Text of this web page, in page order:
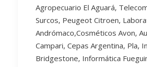
Agropecuario El Aguará,
Surcos, Peugeot Citroen,
Andrómaco,Cosméticos Avon,
Campari, Cepas Argentina, Pla,
Bridgestone, Informática